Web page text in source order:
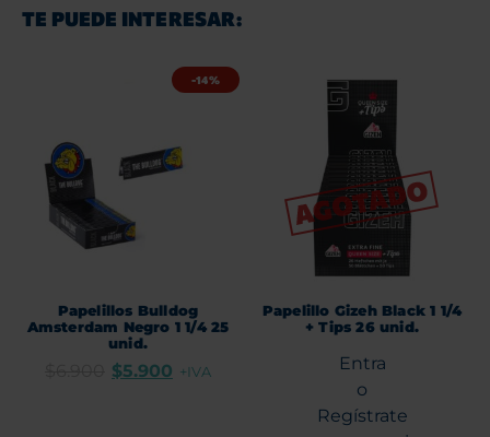
TE PUEDE INTERESAR:
-14%
Papelillos Bulldog
Amsterdam Negro 1 1/4 25
unid.
$5.900 +IVA
Papelillo Gizeh Black 1 1/4
+ Tips 26 unid.
Entra
o
Regístrate